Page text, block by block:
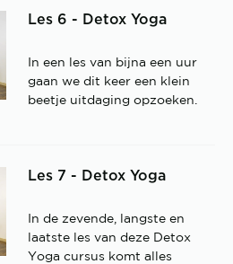
Les 6 - Detox Yoga
In een les van bijna een uur
gaan we dit keer een klein
beetje uitdaging opzoeken.
Les 7 - Detox Yoga
In de zevende, langste en
laatste les van deze Detox
Yoga cursus komt alles